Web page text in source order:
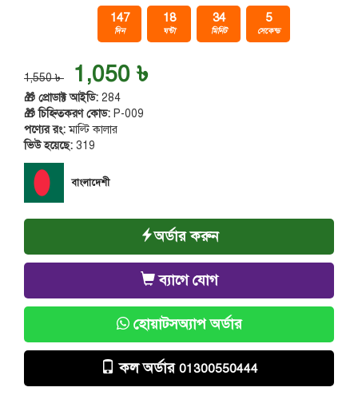
147
দিন
18
ঘন্টা
34
মিনিট
3
সেকেন্ড
1,550 ৳ 1,050 ৳
🎁 প্রোডাক্ট আইডি: 284
🎁 চিহ্নিতকরণ কোড: P-009
পণ্যের রং:মাল্টি কালার
ভিউ হয়েছে: 319
বাংলাদেশী
অর্ডার করুন
ব্যাগে যোগ
হোয়াটসঅ্যাপ অর্ডার
কল অর্ডার 01300550444